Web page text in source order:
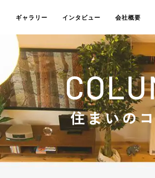
ギャラリー インタビュー 会社概要